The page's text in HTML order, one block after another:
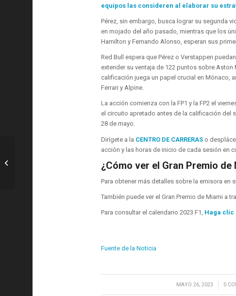
equipos las consideren al elaborar su
Pérez, sin embargo, busca lograr su segunda
en mojado del año pasado, mientras que los
Hamilton y Fernando Alonso, esperan sus
Red Bull espera que Pérez o Verstappen
extender su ventaja de 122 puntos sobre
calificación juega un papel crucial en Mónaco,
Ferrari y Alpine.
La acción comienza con la FP1 y la FP2 el
el circuito apretado antes de la calificación del
28 de mayo.
Dirígete a la CENTRO DE CARRERASo
acción y las horas de inicio de cada sesión en
¿Cómo ver el Gran Premio de
Para obtener más detalles sobre la emisora ​​​​en
También puede ver el Gran Premio de Miami a
Para consultar el calendario 2023 F1, Haga clic
Fuente de la Noticia
MAYO 26, 2023
/ 0
F1: Video VER: Primer vistazo a la
nueva jugabilidad del Circuito Strip de